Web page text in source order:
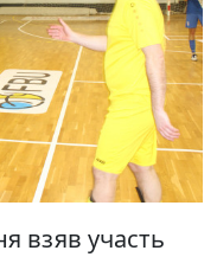
взяв участь